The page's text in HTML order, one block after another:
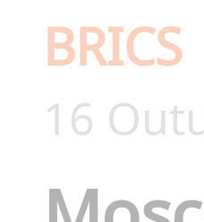
BRICS
16